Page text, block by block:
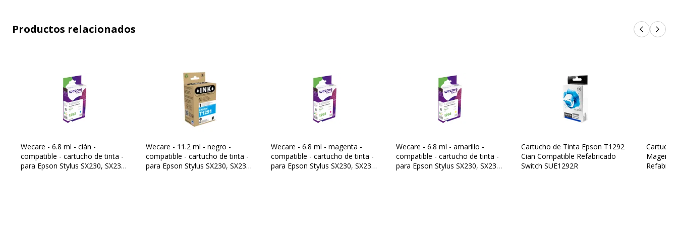
Cartuchos de
marca
equivalente
Datos logísticos Garantía
Productos relacionados Productos
Wecare - 6.8 ml - cián -
compatible - cartucho de tinta -
para Epson Stylus SX230, SX235,
Wecare - 11.2 ml - negro -
compatible - cartucho de tinta -
para Epson Stylus SX230, SX235,
Wecare - 6.8 ml - magenta -
compatible - cartucho de tinta -
para Epson Stylus SX230, SX235,
Wecare - 6.8 ml - amarillo -
compatible - cartucho de tinta -
para Epson Stylus SX230, SX235,
Cartucho de Tinta Epson T1292
Cian Compatible Refabricado
Switch SUE1292R
Cartucho
Magenta